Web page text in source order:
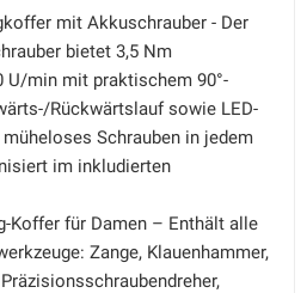
mit Akkuschrauber - Der
bietet 3,5 Nm
U/min mit praktischem 90°-
Rückwärtslauf sowie LED-
Schrauben in jedem
im inkludierten
Koffer für Damen – Enthält alle
Zange, Klauenhammer,